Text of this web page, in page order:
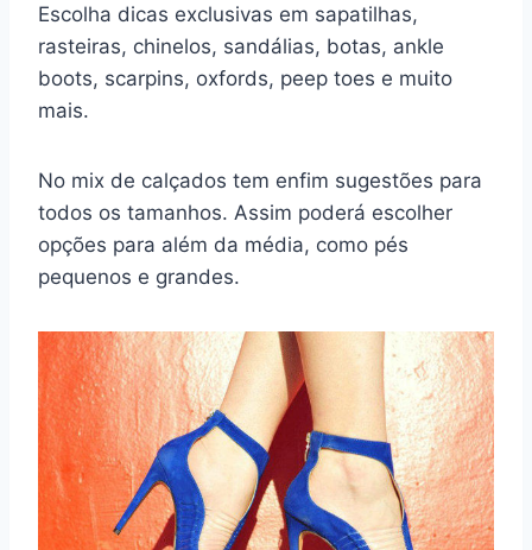
Escolha dicas exclusivas em sapatilhas,
rasteiras, chinelos, sandálias, botas, ankle
boots, scarpins, oxfords, peep toes e muito
mais.
No mix de calçados tem enfim sugestões para
todos os tamanhos. Assim poderá escolher
opções para além da média, como pés
pequenos e grandes.